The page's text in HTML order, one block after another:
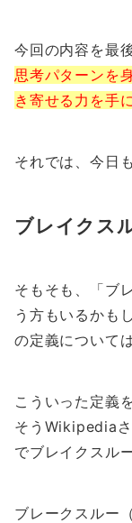
今回の内容を最
思考パターンを
き寄せる力を手
それでは、今日
ブレイクス
そもそも、「ブ
う方もいるかも
の定義について
こういった定義
そうWikipedia
でブレイクスル
ブレークスルー